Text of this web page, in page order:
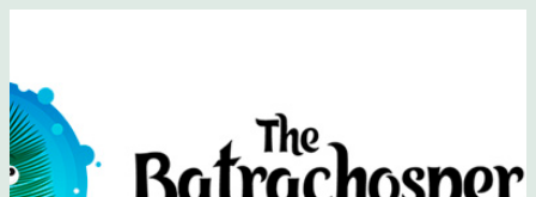
The Batrachospermum Magazine
Батрахоспермум (официальный сайт)